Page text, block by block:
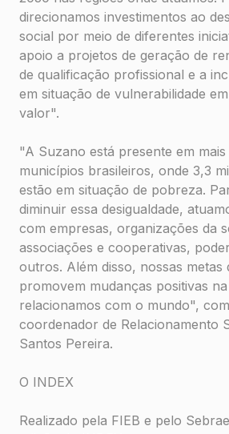
direcionamos investimentos ao
social por meio de diferentes
apoio a projetos de geração de
de qualificação profissional e a
em situação de vulnerabilidade
valor".
"A Suzano está presente em mais
municípios brasileiros, onde 3,3
estão em situação de pobreza.
diminuir essa desigualdade,
com empresas, organizações da
associações e cooperativas,
outros. Além disso, nossas metas
promovem mudanças positivas
relacionamos com o mundo",
coordenador de Relacionamento
Santos Pereira.
O INDEX
Realizado pela FIEB e pelo